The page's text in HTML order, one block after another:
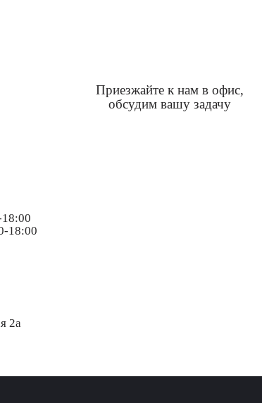
18:00
2а
Приезжайте к нам в офис,
обсудим вашу задачу